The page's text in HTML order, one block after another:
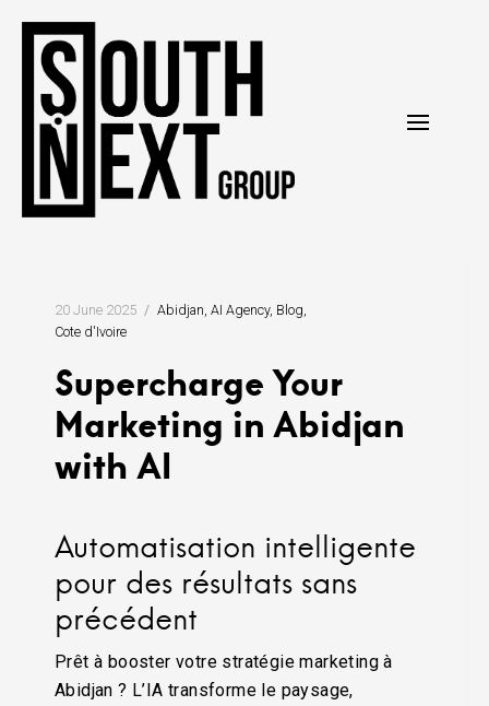
content
20 June 2025 Abidjan AI Agency Blog
Cote d'Ivoire
Supercharge Your
Marketing in Abidjan
with AI
Automatisation intelligente
pour des résultats sans
précédent
Prêt à booster votre stratégie marketing à
Abidjan ? L’IA transforme le paysage,